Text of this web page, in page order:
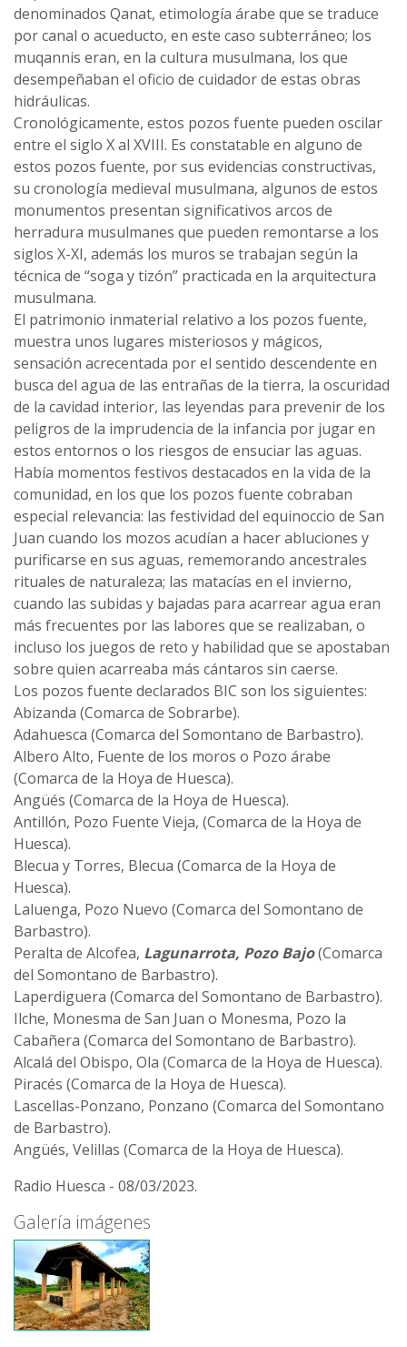
denominados Qanat, etimología árabe que se traduce
por canal o acueducto, en este caso subterráneo; los
muqannis eran, en la cultura musulmana, los que
desempeñaban el oficio de cuidador de estas obras
hidráulicas.
Cronológicamente, estos pozos fuente pueden oscilar
entre el siglo X al XVIII. Es constatable en alguno de
estos pozos fuente, por sus evidencias constructivas,
su cronología medieval musulmana, algunos de estos
monumentos presentan significativos arcos de
herradura musulmanes que pueden remontarse a los
siglos X-XI, además los muros se trabajan según la
técnica de “soga y tizón” practicada en la arquitectura
musulmana.
El patrimonio inmaterial relativo a los pozos fuente,
muestra unos lugares misteriosos y mágicos,
sensación acrecentada por el sentido descendente en
busca del agua de las entrañas de la tierra, la oscuridad
de la cavidad interior, las leyendas para prevenir de los
peligros de la imprudencia de la infancia por jugar en
estos entornos o los riesgos de ensuciar las aguas.
Había momentos festivos destacados en la vida de la
comunidad, en los que los pozos fuente cobraban
especial relevancia: las festividad del equinoccio de San
Juan cuando los mozos acudían a hacer abluciones y
purificarse en sus aguas, rememorando ancestrales
rituales de naturaleza; las matacías en el invierno,
cuando las subidas y bajadas para acarrear agua eran
más frecuentes por las labores que se realizaban, o
incluso los juegos de reto y habilidad que se apostaban
sobre quien acarreaba más cántaros sin caerse.
Los pozos fuente declarados BIC son los siguientes:
Abizanda (Comarca de Sobrarbe).
Adahuesca (Comarca del Somontano de Barbastro).
Albero Alto, Fuente de los moros o Pozo árabe
(Comarca de la Hoya de Huesca).
Angüés (Comarca de la Hoya de Huesca).
Antillón, Pozo Fuente Vieja, (Comarca de la Hoya de
Huesca).
Blecua y Torres, Blecua (Comarca de la Hoya de
Huesca).
Laluenga, Pozo Nuevo (Comarca del Somontano de
Barbastro).
Peralta de Alcofea, Lagunarrota, Pozo Bajo(Comarca
del Somontano de Barbastro).
Laperdiguera (Comarca del Somontano de Barbastro).
Ilche, Monesma de San Juan o Monesma, Pozo la
Cabañera (Comarca del Somontano de Barbastro).
Alcalá del Obispo, Ola (Comarca de la Hoya de Huesca).
Piracés (Comarca de la Hoya de Huesca).
Lascellas-Ponzano, Ponzano (Comarca del Somontano
de Barbastro).
Angüés, Velillas (Comarca de la Hoya de Huesca).
Radio Huesca - 08/03/2023.
Galería imágenes